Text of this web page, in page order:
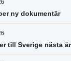
ny dokumentär
till Sverige nästa år